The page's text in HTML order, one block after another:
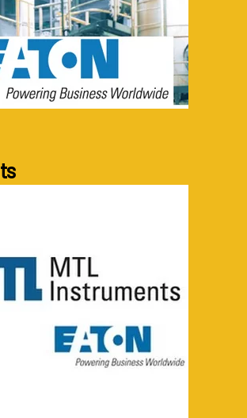
Voir plus...